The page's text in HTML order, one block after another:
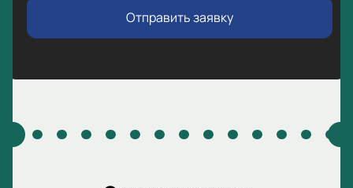
Отправить заявку